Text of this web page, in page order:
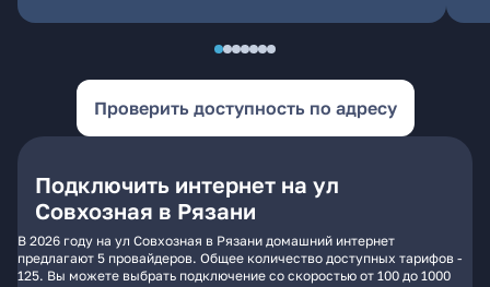
Проверить доступность по адресу
Подключить интернет на ул
Совхозная в Рязани
В 2026 году на ул Совхозная в Рязани домашний интернет
предлагают 5 провайдеров. Общее количество доступных тарифов -
125. Вы можете выбрать подключение со скоростью от 100 до 1000